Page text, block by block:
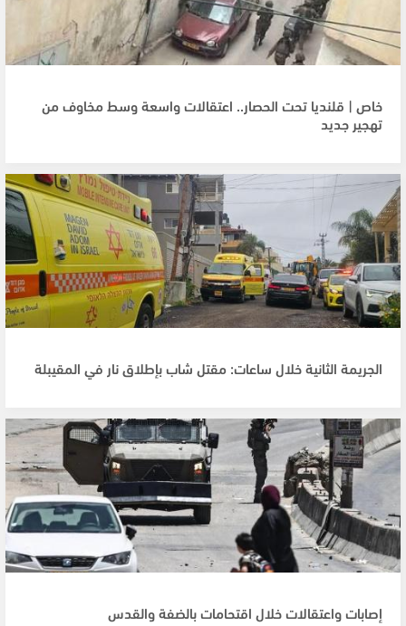
خاص | قلنديا تحت الحصار.. اعتقالات واسعة وسط مخاوف من
تهجير جديد
الجريمة الثانية خلال ساعات: مقتل شاب بإطلاق نار في المقيبلة
إصابات واعتقالات خلال اقتحامات بالضفة والقدس